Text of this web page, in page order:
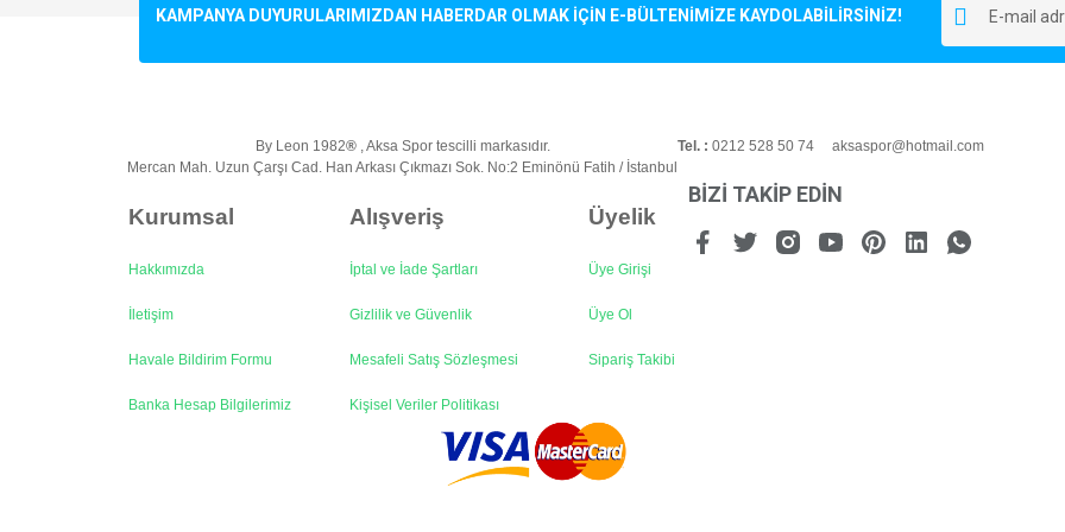
Ürün resmi kalitesiz, bozuk veya görüntülenemiyor.
Bu ürüne benzer farklı alternatifler olmalı.
KAMPANYA DUYURULARIMIZDAN HABERDAR OLMAK İÇİN E-BÜLTENİMİZE KAYDOLABİLİRSİNİZ!
By Leon 1982®, Aksa Spor tescilli markasıdır.
Mercan Mah. Uzun Çarşı Cad. Han Arkası Çıkmazı Sok. No:2 Eminönü Fatih / İstanbul
Tel. : 0212 528 50 74 aksaspor@hotmail.com
Kurumsal Alışveriş Üyelik
Hakkımızda İptal ve İade Şartları Üye Girişi
İletişim Gizlilik ve Güvenlik Üye Ol
Havale Bildirim Formu Mesafeli Satış Sözleşmesi Sipariş Takibi
Banka Hesap Bilgilerimiz Kişisel Veriler Politikası
BİZİ TAKİP EDİN